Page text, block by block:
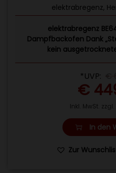
elektrabregenz,
elektrabregenz
Dampfbackofen Dank
kein
*UVP:
€
Inkl. MwSt.
In den
Zur